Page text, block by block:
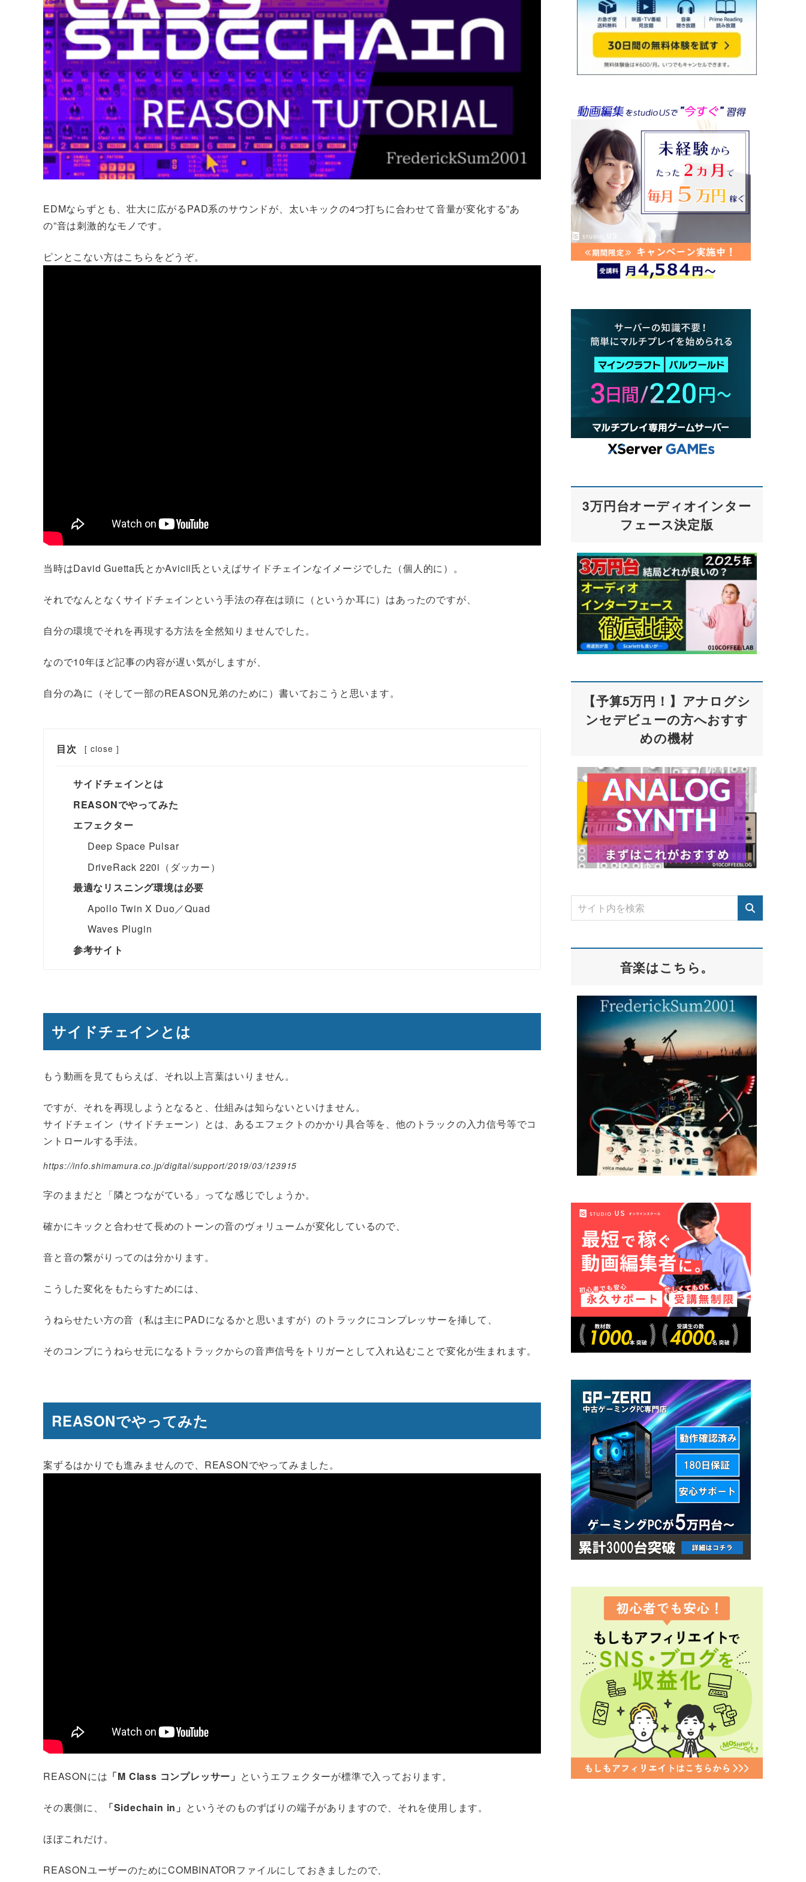
EDMならずとも、壮大に広がるPAD系のサウンドが、太いキックの4つ打ちに合わせて音量が変化する”あ
の”音は刺激的なモノです。
ピンとこない方はこちらをどうぞ。
当時はDavid Guetta氏とかAvicii氏といえばサイドチェインなイメージでした（個人的に）。
それでなんとなくサイドチェインという手法の存在は頭に（というか耳に）はあったのですが、
自分の環境でそれを再現する方法を全然知りませんでした。
なので10年ほど記事の内容が遅い気がしますが、
自分の為に（そして一部のREASON兄弟のために）書いておこうと思います。
目次 [ close ]
サイドチェインとは
REASONでやってみた
エフェクター
Deep Space Pulsar
DriveRack 220i（ダッカー）
最適なリスニング環境は必要
Apollo Twin X Duo／Quad
Waves Plugin
参考サイト
サイドチェインとは
もう動画を見てもらえば、それ以上言葉はいりません。
ですが、それを再現しようとなると、仕組みは知らないといけません。
サイドチェイン（サイドチェーン）とは、あるエフェクトのかかり具合等を、他のトラックの入力信号等でコ
ントロールする手法。
https://info.shimamura.co.jp/digital/support/2019/03/123915
字のままだと「隣とつながている」ってな感じでしょうか。
確かにキックと合わせて長めのトーンの音のヴォリュームが変化しているので、
音と音の繋がりってのは分かります。
こうした変化をもたらすためには、
うねらせたい方の音（私は主にPADになるかと思いますが）のトラックにコンプレッサーを挿して、
そのコンプにうねらせ元になるトラックからの音声信号をトリガーとして入れ込むことで変化が生まれます。
REASONでやってみた
案ずるはかりでも進みませんので、REASONでやってみました。
REASONには 「M Class コンプレッサー」 というエフェクターが標準で入っております。
その裏側に、 「Sidechain in」 というそのものずばりの端子がありますので、それを使用します。
ほぼこれだけ。
REASONユーザーのためにCOMBINATORファイルにしておきましたので、
3万円台オーディオインター
フェース決定版
【予算5万円！】アナログシ
ンセデビューの方へおすす
めの機材
音楽はこちら。